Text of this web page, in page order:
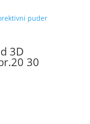
3D
30